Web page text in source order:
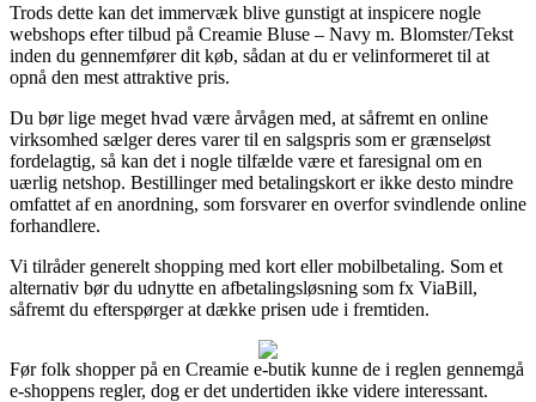
Trods dette kan det immervæk blive gunstigt at inspicere nogle
webshops efter tilbud på Creamie Bluse – Navy m. Blomster/Tekst
inden du gennemfører dit køb, sådan at du er velinformeret til at
opnå den mest attraktive pris.
Du bør lige meget hvad være årvågen med, at såfremt en online
virksomhed sælger deres varer til en salgspris som er grænseløst
fordelagtig, så kan det i nogle tilfælde være et faresignal om en
uærlig netshop. Bestillinger med betalingskort er ikke desto mindre
omfattet af en anordning, som forsvarer en overfor svindlende online
forhandlere.
Vi tilråder generelt shopping med kort eller mobilbetaling. Som et
alternativ bør du udnytte en afbetalingsløsning som fx ViaBill,
såfremt du efterspørger at dække prisen ude i fremtiden.
Før folk shopper på en Creamie e-butik kunne de i reglen gennemgå
e-shoppens regler, dog er det undertiden ikke videre interessant.